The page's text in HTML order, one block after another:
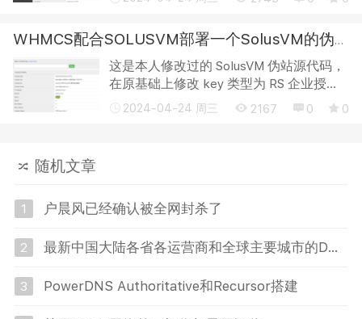
只用本站的伪授权h...
WHMCS配合SOLUSVM部署一个SolusVM的伪授权
这是本人修改过的 SolusVM 伪站源代码，
在原基础上修改 key 类型为 RS 企业授
权。(可以更改) 支持正版，请购买官方
key，反正也不贵。 NmU4Mj-c3NDFm-
2024-04-24 周三 2167 0 0
随机文章
1 户晨风已经确认被全网封杀了
2 最新中国大陆各省各运营商和全球主要城市的DNS监控IP地址
3 PowerDNS Authoritative和Recursor搭建